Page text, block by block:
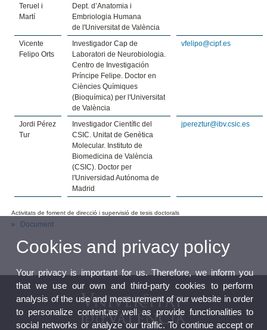
Teruel i
Martí
Dept. d’Anatomia i
Embriologia Humana
de l'Universitat de València
Vicente
Felipo Orts
Investigador Cap de
Laboratori de Neurobiologia.
Centro de Investigación
Príncipe Felipe. Doctor en
Ciències Químiques
(Bioquímica) per l'Universitat
de València
vfelipo@cipf.es
Jordi Pérez
Tur
Investigador Científic del
CSIC. Unitat de Genètica
Molecular. Instituto de
Biomedicina de València
(CSIC). Doctor per
l'Universidad Autónoma de
Madrid
jpereztur@ibv.csic.es
Activitats de foment de direcció i supervisió de tesis doctorals
Document
Cookies and privacy policy
Your privacy is important for us. Therefore, we inform you
that we use our own and third-party cookies to perform
analysis of the use and measurement of our website in order
to personalize content,as well as provide functionalities to
social networks or analyze our traffic. To continue accept or